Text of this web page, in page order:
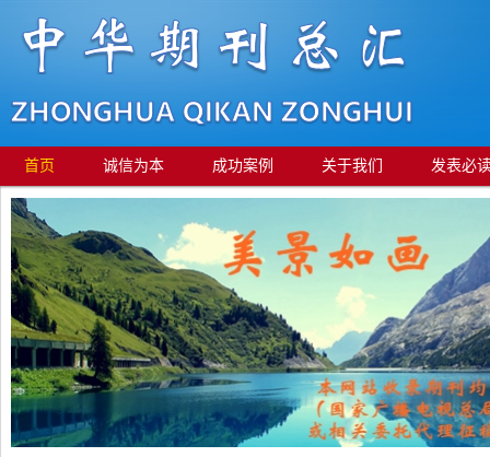
首页 诚信为本 成功案例 关于我们 发表必